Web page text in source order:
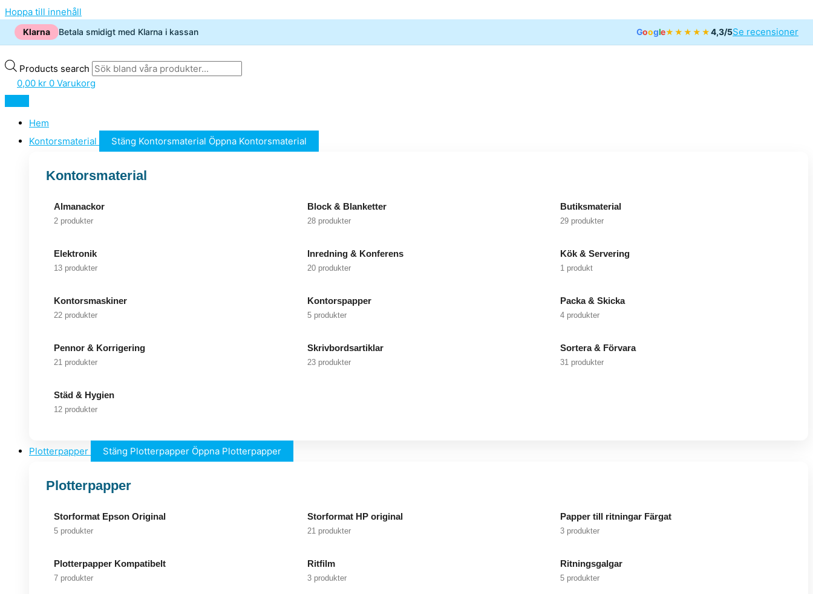
Hoppa till innehåll
Klarna Betala smidigt med Klarna i kassan Google★★★★★4,3/5Se recensioner
Products search
0,00 kr 0 Varukorg
Hem
Kontorsmaterial
Stäng Kontorsmaterial Öppna Kontorsmaterial
Kontorsmaterial
Almanackor
2 produkter
Block & Blanketter
28 produkter
Butiksmaterial
29 produkter
Elektronik
13 produkter
Inredning & Konferens
20 produkter
Kök & Servering
1 produkt
Kontorsmaskiner
22 produkter
Kontorspapper
5 produkter
Packa & Skicka
4 produkter
Pennor & Korrigering
21 produkter
Skrivbordsartiklar
23 produkter
Sortera & Förvara
31 produkter
Städ & Hygien
12 produkter
Plotterpapper Stäng Plotterpapper Öppna Plotterpapper
Plotterpapper
Storformat Epson Original
5 produkter
Storformat HP original
21 produkter
Papper till ritningar Färgat
3 produkter
Plotterpapper Kompatibelt
7 produkter
Ritfilm
3 produkter
Ritningsgalgar
5 produkter